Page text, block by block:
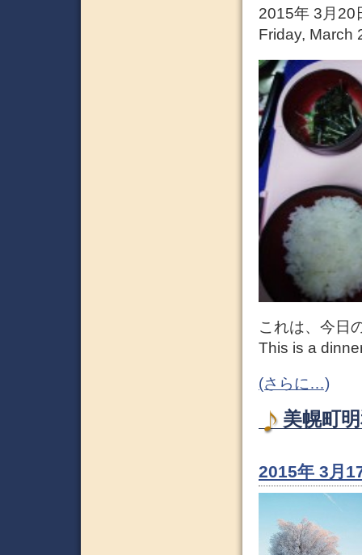
2015年 3月20
Friday, March
これは、今日
This is a
(さらに…)
美幌町
2015年 3月